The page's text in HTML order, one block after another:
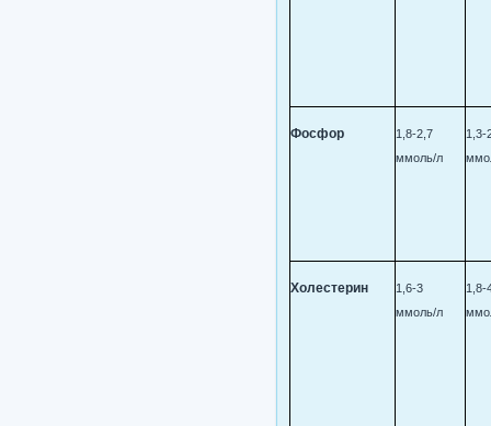
Фосфор
1,8-2,7
ммоль/л
1,3-
Холестерин
1,6-3
ммоль/л
1,8-